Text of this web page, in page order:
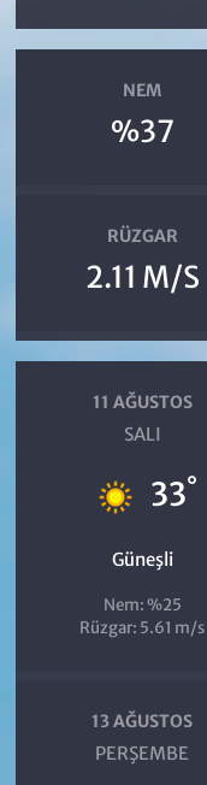
NEM
%37
RÜZGAR
2.11 M/S
11 AĞUSTOS
SALI
33°
Güneşli
Nem: %25
Rüzgar: 5.61 m/s
13 AĞUSTOS
PERŞEMBE